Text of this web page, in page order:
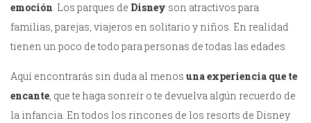
emoción. Los parques de Disney son atractivos para
familias, parejas, viajeros en solitario y niños. En realidad
tienen un poco de todo para personas de todas las edades.
Aquí encontrarás sin duda al menos una experiencia que te
encante, que te haga sonreír o te devuelva algún recuerdo de
la infancia. En todos los rincones de los resorts de Disney